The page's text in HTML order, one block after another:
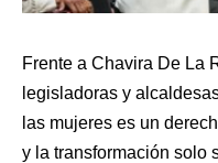
Frente a Chavira De La
legisladoras y
las mujeres es un
y la transformación solo